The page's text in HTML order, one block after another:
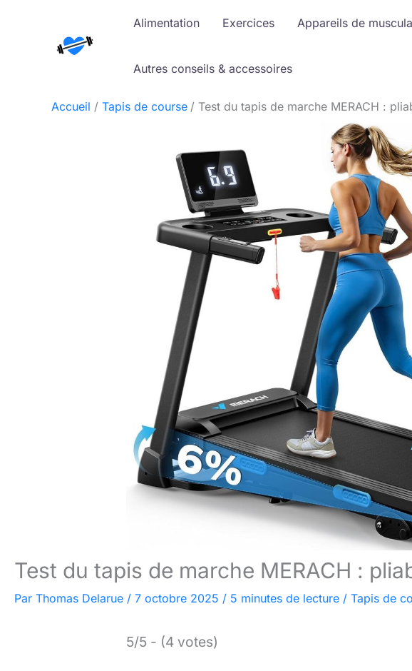
Alimentation Exercices Appareils de
Autres conseils & accessoires
Accueil Tapis de course Test du tapis de marche MERACH :
Test du tapis de marche MERACH :
Par Thomas Delarue / 7 octobre 2025 / 5 minutes de lecture / Tapis de
5/5 - (4 votes)